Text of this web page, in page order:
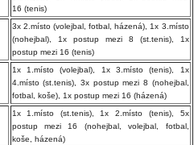
16 (tenis)
3x 2.místo (volejbal, fotbal, házená), 1x 3.místo
(nohejbal), 1x postup mezi 8 (st.tenis), 1x
postup mezi 16 (tenis)
1x 1.místo (volejbal), 1x 3.místo (tenis), 1x
4.místo (st.tenis), 3x postup mezi 8 (nohejbal,
fotbal, koše), 1x postup mezi 16 (házená)
1x 1.místo (st.tenis), 1x 2.místo (tenis), 5x
postup mezi 16 (nohejbal, volejbal, fotbal,
koše, házená)